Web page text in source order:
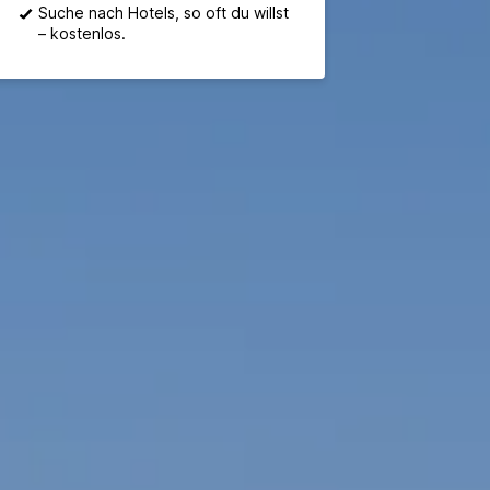
Suche nach Hotels, so oft du willst
– kostenlos.